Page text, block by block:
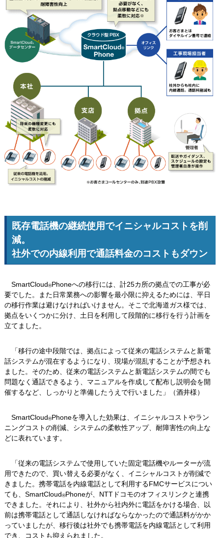
既存電話機の継続使用でイニシャルコストを削
減。
社外での内線利用で通話料金のコストもダウン
SmartCloud®Phoneへの移行には、計25カ所の拠点での工事が必
要でした。また日常業務への影響を最小限に抑えるためには、平日
の移行作業は避けなければいけません。そこで北海道ガス様では、
拠点をいくつかに分け、土日を利用して段階的に移行を行う計画を
立てました。
「移行の途中段階では、拠点によって従来の電話システムと新電
話システムが混在するようになり、現場が混乱することが予想され
ました。そのため、従来の電話システムと新電話システムの間でも
問題なく通話できるよう、マニュアルを作成して配布し説明会を開
催するなど、しっかりと準備したうえで行いました」（酒井様）
SmartCloud®Phoneを導入した効果は、イニシャルコストやラン
ニングコストの削減、システムの柔軟性アップ、耐障害性の向上な
どに表れています。
「従来の電話システムで使用していた固定電話機やルーターが流
用できたので、買い替える必要がなく、イニシャルコストが削減で
きました。携帯電話を内線電話として利用するFMCサービスについ
ても、SmartCloud®Phoneが、NTTドコモのオフィスリンクと連携
できました。それにより、社外から社内外に電話をかける場合、以
前は携帯電話として通話しなければならなかったので通話料がかか
っていましたが、移行後は社外でも携帯電話を内線電話として利用
でき、コストも抑えられました。